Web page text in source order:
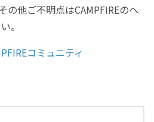
の他ご不明点はCAMPFIREのヘ
。
コミュニティ